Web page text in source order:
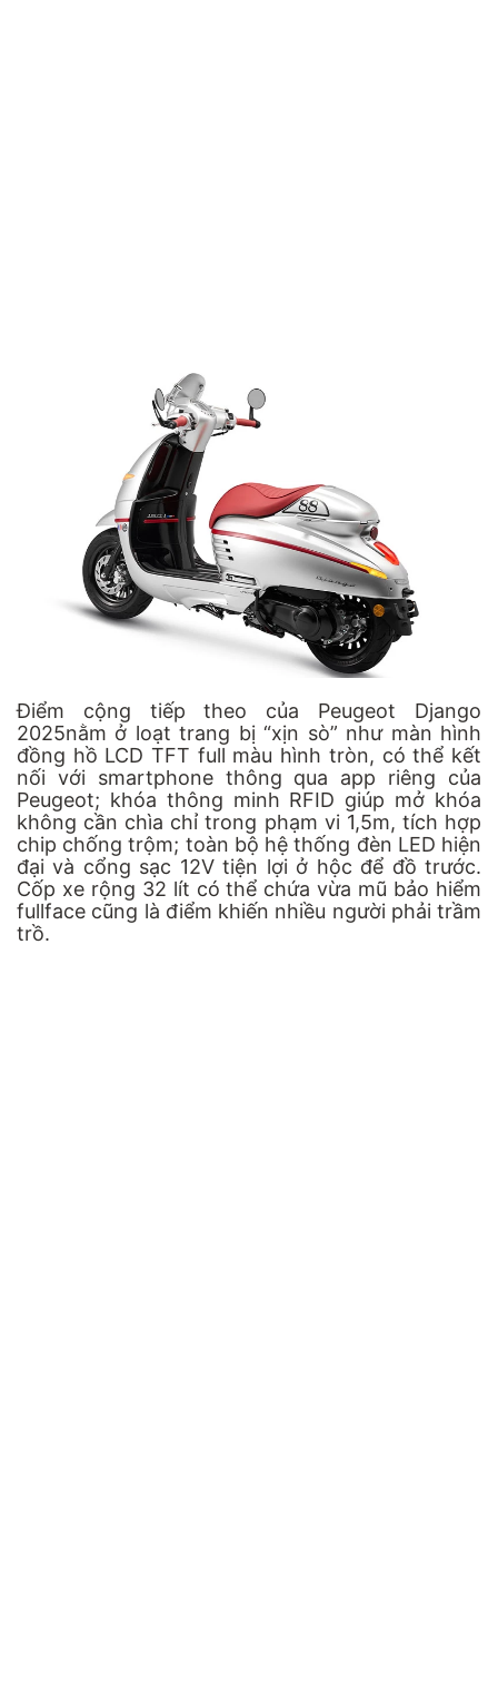
Điểm cộng tiếp theo của Peugeot Django
2025nằm ở loạt trang bị “xịn sò” nhưmàn hình
đồng hồ LCD TFT full màu hình tròn, có thể kết
nối với smartphone thông qua app riêng của
Peugeot; khóa thông minh RFID giúp mở khóa
không cần chìa chỉ trong phạm vi 1,5m, tích hợp
chip chống trộm; toàn bộ hệ thống đèn LED hiện
đại và cổng sạc 12V tiện lợi ở hộc để đồ trước.
Cốp xe rộng 32 lít có thể chứa vừa mũ bảo hiểm
fullface cũng là điểm khiến nhiều người phải trầm
trồ.